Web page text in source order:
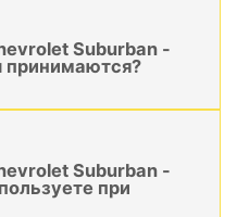
Suburban -
принимаются?
Suburban -
при